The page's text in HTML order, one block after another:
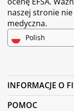
naszej stronie
medyczna.
Polish
INFORMACJE O
POMOC